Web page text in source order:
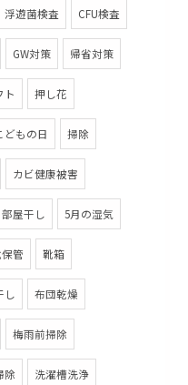
浮遊菌検査 CFU検査
GW対策 帰省対策
ト 押し花
どもの日 掃除
カビ健康被害
部屋干し 5月の湿気
管 靴箱
し 布団乾燥
梅雨前掃除
除 洗濯槽洗浄